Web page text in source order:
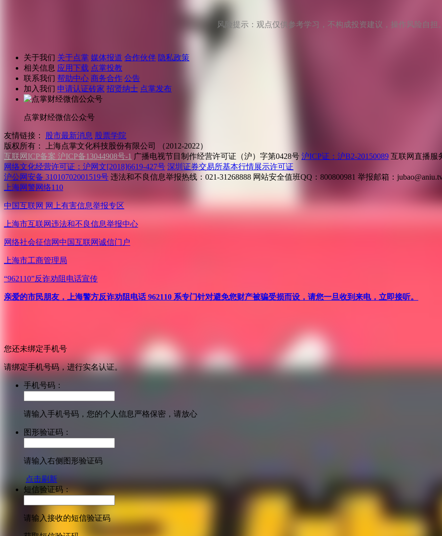
风险提示：观点仅供参考学习，不构成投资建议，操作风险自担
关于我们 关于点掌 媒体报道 合作伙伴 隐私政策
相关信息 应用下载 点掌投教
联系我们 帮助中心 商务合作 公告
加入我们 申请认证砖家 招贤纳士 点掌发布
点掌财经微信公众号
友情链接： 股市最新消息 股票学院
版权所有：
上海点掌文化科技股份有限公司 （2012-2022）
互联网ICP备案 沪ICP备13044908号-1 广播电视节目制作经营许可证（沪）字第0428号 沪ICP证：沪B2-20150089 互联网直播服
网络文化经营许可证：沪网文[2018]6619-427号 深圳证券交易所基本行情展示许可证
沪公网安备 31010702001519号 违法和不良信息举报热线：021-31268888 网站安全值班QQ：800800981 举报邮箱：
上海网警网络110
中国互联网 网上有害信息举报专区
上海市互联网违法和不良信息举报中心
网络社会征信网中国互联网诚信门户
上海市工商管理局
“962110”反诈劝阻电话宣传
亲爱的市民朋友，上海警方反诈劝阻电话 962110 系专门针对避免您财产被骗受损而设，请您一旦收到来电，立即接听。
您还未绑定手机号
请绑定手机号码，进行实名认证。
手机号码：
请输入手机号码，您的个人信息严格保密，请放心
图形验证码：
请输入右侧图形验证码
点击刷新
短信验证码：
请输入接收的短信验证码